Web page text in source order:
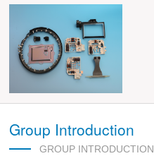
Group Introduction
GROUP INTRODUCTION